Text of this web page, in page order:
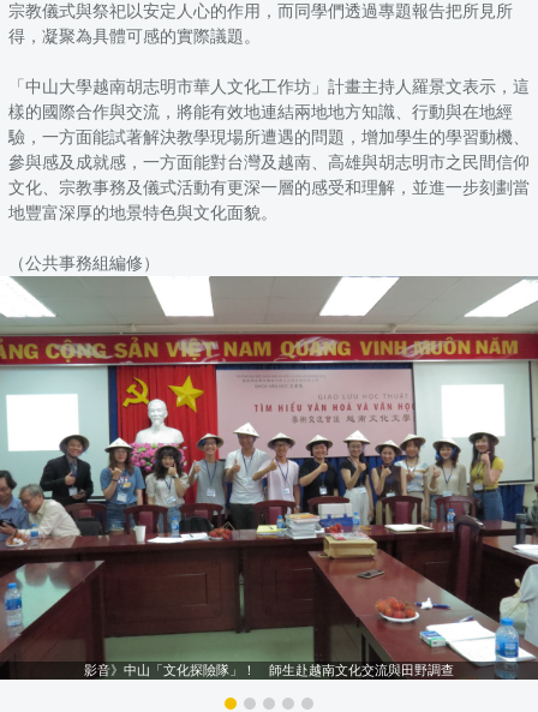
宗教儀式與祭祀以安定人心的作用，而同學們透過專題報告把所見所
得，凝聚為具體可感的實際議題。
「中山大學越南胡志明市華人文化工作坊」計畫主持人羅景文表示，這
樣的國際合作與交流，將能有效地連結兩地地方知識、行動與在地經
驗，一方面能試著解決教學現場所遭遇的問題，增加學生的學習動機、
參與感及成就感，一方面能對台灣及越南、高雄與胡志明市之民間信仰
文化、宗教事務及儀式活動有更深一層的感受和理解，並進一步刻劃當
地豐富深厚的地景特色與文化面貌。
（公共事務組編修）
影音》中山「文化探險隊」！ 師生赴越南文化交流與田野調查